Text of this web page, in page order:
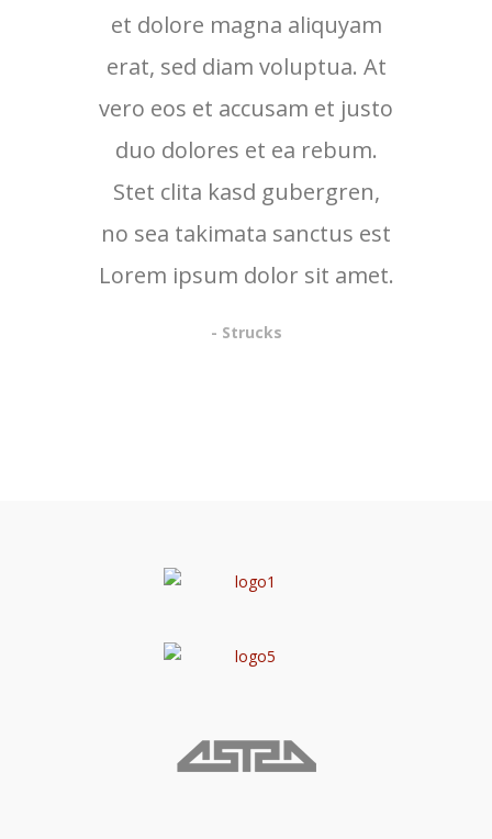
et dolore magna aliquyam
erat, sed diam voluptua. At
vero eos et accusam et justo
duo dolores et ea rebum.
Stet clita kasd gubergren,
no sea takimata sanctus est
Lorem ipsum dolor sit amet.
- Strucks